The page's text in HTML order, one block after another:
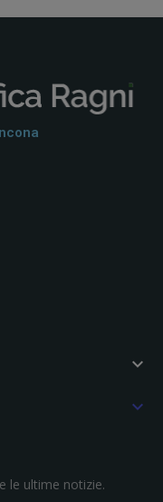


le ultime notizie.